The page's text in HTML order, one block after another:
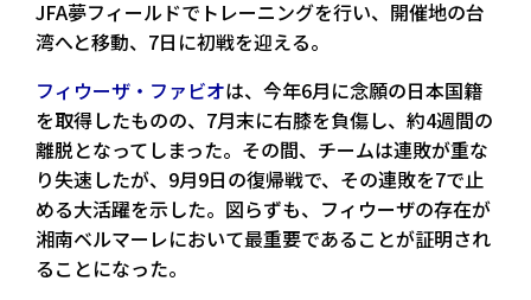
JFA夢フィールドでトレーニングを行い、開催地の台
湾へと移動、7日に初戦を迎える。
フィウーザ・ファビオは、今年6月に念願の日本国籍
を取得したものの、7月末に右膝を負傷し、約4週間の
離脱となってしまった。その間、チームは連敗が重な
り失速したが、9月9日の復帰戦で、その連敗を7で止
める大活躍を示した。図らずも、フィウーザの存在が
湘南ベルマーレにおいて最重要であることが証明され
ることになった。